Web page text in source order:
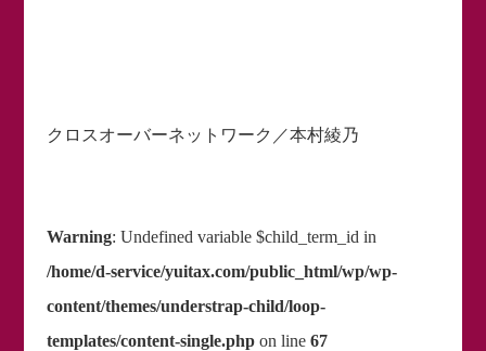
クロスオーバーネットワーク／本村綾乃
Warning: Undefined variable $child_term_id in
/home/d-service/yuitax.com/public_html/wp/wp-
content/themes/understrap-child/loop-
templates/content-single.phpon line 67